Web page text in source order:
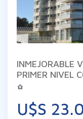
INMEJORABLE
PRIMER NIVEL
U$S